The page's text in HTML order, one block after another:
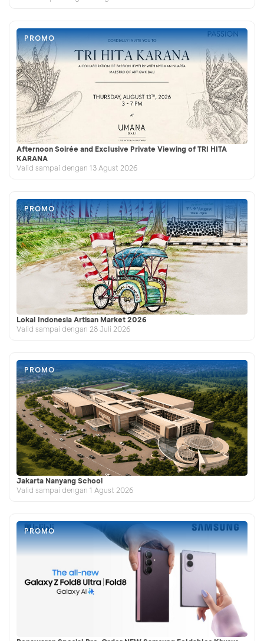
PROMO
Afternoon Soirée and Exclusive Private Viewing of TRI HITA
KARANA
Valid sampai dengan 13 Agust 2026
PROMO
Lokal Indonesia Artisan Market 2026
Valid sampai dengan 28 Juli 2026
PROMO
Jakarta Nanyang School
Valid sampai dengan 1 Agust 2026
PROMO